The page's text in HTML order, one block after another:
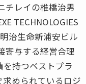
チレイの椎橋治男
TECHNOLOGIES
治生命新浦安ビル
寄与する経営合理
持つベストプラ
められているロジ